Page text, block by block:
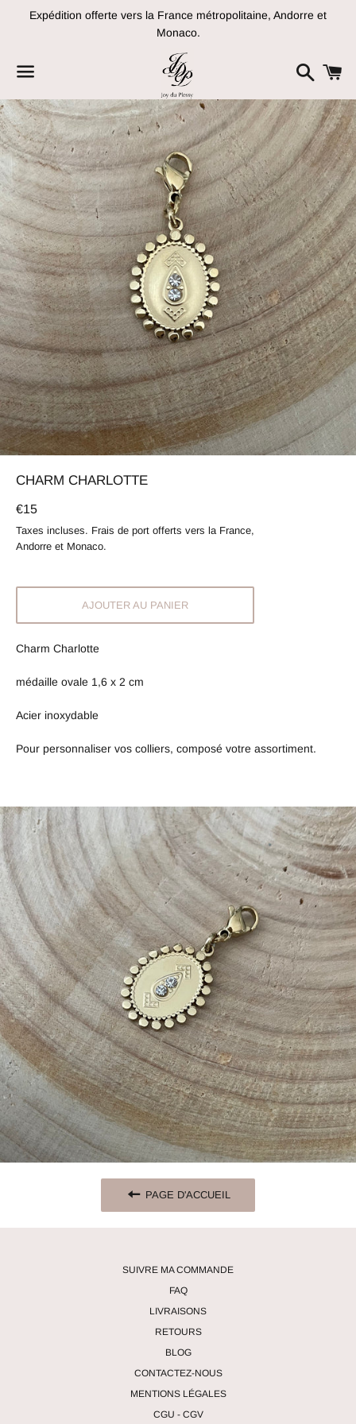
Expédition offerte vers la France métropolitaine, Andorre et
Monaco.
Menu
CHARM CHARLOTTE
Prix
régulier
€15
Taxes incluses. Frais de port offerts vers la France,
Andorre et Monaco.
AJOUTER AU PANIER
Charm Charlotte
médaille ovale 1,6 x 2 cm
Acier inoxydable
Pour personnaliser vos colliers, composé votre assortiment.
PAGE D'ACCUEIL
SUIVRE MA COMMANDE
FAQ
LIVRAISONS
RETOURS
BLOG
CONTACTEZ-NOUS
MENTIONS LÉGALES
CGU - CGV